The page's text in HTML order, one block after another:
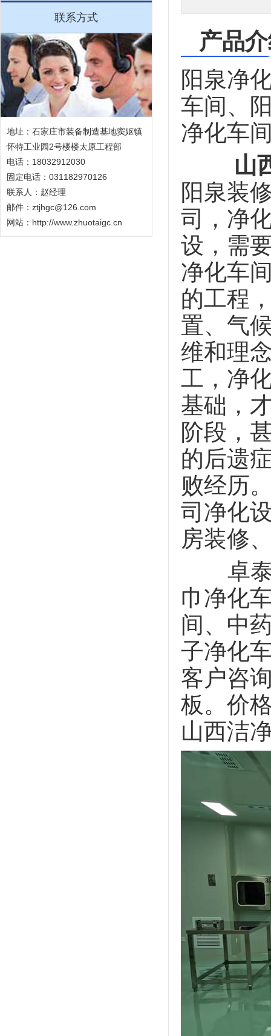
联系方式
地址：石家庄市装备制造基地窦妪镇
怀特工业园2号楼楼太原工程部
电话：18032912030
固定电话：031182970126
联系人：赵经理
邮件：ztjhgc@126.com
网站：http://www.zhuotaigc.cn
产品
阳泉净
车间、
净化车
山
阳泉装
司，净
设，需
净化车
的工程
置、气
维和理
工，净
基础，
阶段，
的后遗
败经历
司净化
房装修
卓泰
巾净化
间、中
子净化
客户咨
板。价
山西洁